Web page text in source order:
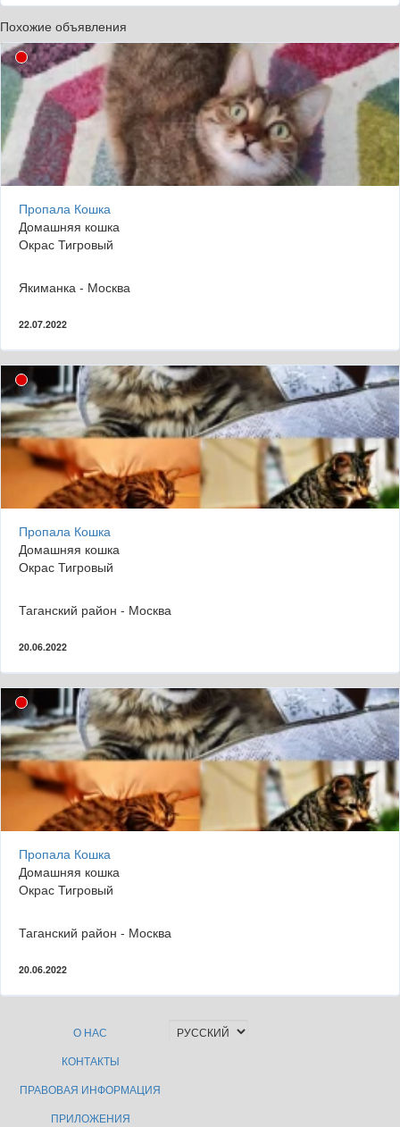
Похожие объявления
Пропала Кошка
Домашняя кошка
Окрас Тигровый
Якиманка - Москва
22.07.2022
Пропала Кошка
Домашняя кошка
Окрас Тигровый
Таганский район - Москва
20.06.2022
Пропала Кошка
Домашняя кошка
Окрас Тигровый
Таганский район - Москва
20.06.2022
О НАС
КОНТАКТЫ
ПРАВОВАЯ ИНФОРМАЦИЯ
ПРИЛОЖЕНИЯ